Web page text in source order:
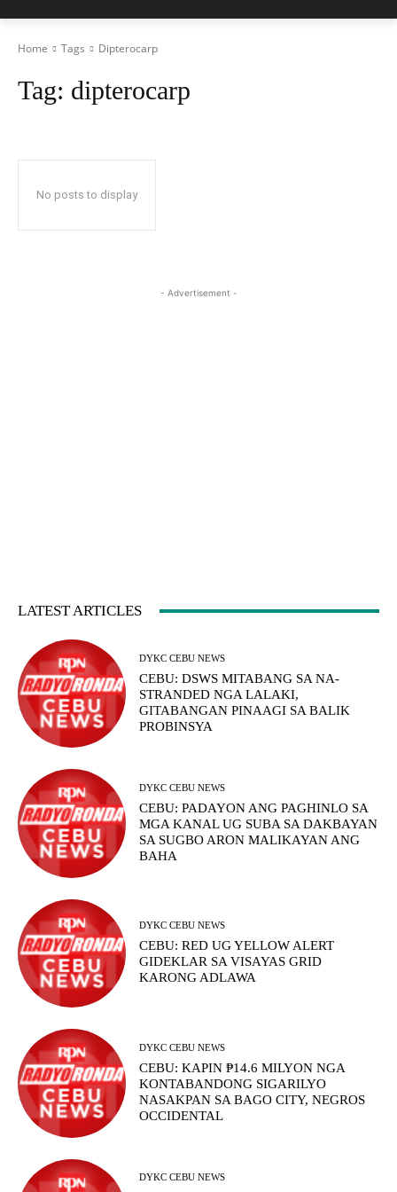
Home Tags Dipterocarp
Tag: dipterocarp
No posts to display
- Advertisement -
LATEST ARTICLES
DYKC CEBU NEWS
CEBU: DSWS MITABANG SA NA-
STRANDED NGA LALAKI,
GITABANGAN PINAAGI SA BALIK
PROBINSYA
DYKC CEBU NEWS
CEBU: PADAYON ANG PAGHINLO SA
MGA KANAL UG SUBA SA DAKBAYAN
SA SUGBO ARON MALIKAYAN ANG
BAHA
DYKC CEBU NEWS
CEBU: RED UG YELLOW ALERT
GIDEKLAR SA VISAYAS GRID
KARONG ADLAWA
DYKC CEBU NEWS
CEBU: KAPIN ₱14.6 MILYON NGA
KONTABANDONG SIGARILYO
NASAKPAN SA BAGO CITY, NEGROS
OCCIDENTAL
DYKC CEBU NEWS